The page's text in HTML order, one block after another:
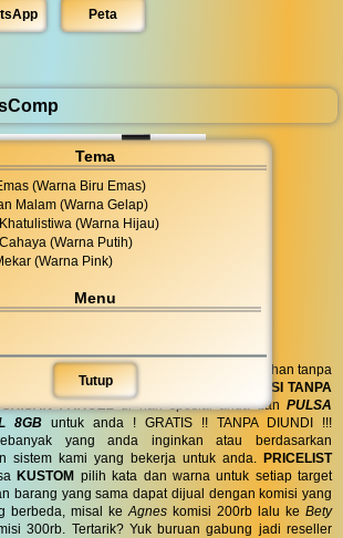
Tema
(Warna Biru Emas)
Malam (Warna Gelap)
(Warna Hijau)
(Warna Putih)
(Warna Pink)
Menu
Tutup
Peta
media sosial bisa dapat penghasilan tambahan tanpa
RESELLERkami serta dapatkan
KOMISI TANPA
PARCELdi hari spesial anda danPULSA
8GB untuk anda ! GRATIS !! TANPA DIUNDI !!!
yang anda inginkan atau berdasarkan
sistem kami yang bekerja untuk anda. PRICELIST
KUSTOM pilih kata dan warna untuk setiap target
barang yang sama dapat dijual dengan komisi yang
berbeda, misal ke Agnes komisi 200rb lalu ke Bety
300rb. Tertarik? Yuk buruan gabung jadi reseller